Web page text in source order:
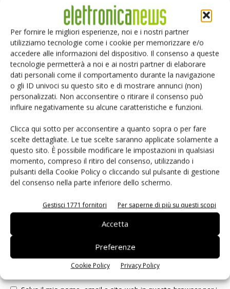
Per fornire le migliori esperienze, noi e i nostri partner
utilizziamo tecnologie come i cookie per memorizzare e/o
accedere alle informazioni del dispositivo. Il consenso a queste
tecnologie permetterà a noi e ai nostri partner di elaborare
dati personali come il comportamento durante la navigazione
o gli ID univoci su questo sito e di mostrare annunci (non)
personalizzati. Non acconsentire o ritirare il consenso può
influire negativamente su alcune caratteristiche e funzioni.
Clicca qui sotto per acconsentire a quanto sopra o per fare
scelte dettagliate. Le tue scelte saranno applicate solamente a
questo sito. È possibile modificare le impostazioni in qualsiasi
momento, compreso il ritiro del consenso, utilizzando i
pulsanti della Cookie Policy o cliccando sul pulsante di gestione
del consenso nella parte inferiore dello schermo.
Gestisci 1771 fornitori Per saperne di più su questi scopi
Accetta
Preferenze
Cookie Policy Privacy Policy
Microchip: gratuiti i compilatori
MPLAB XC Pro e la suite Machine
Learning
LASCIA UN COMMENTO